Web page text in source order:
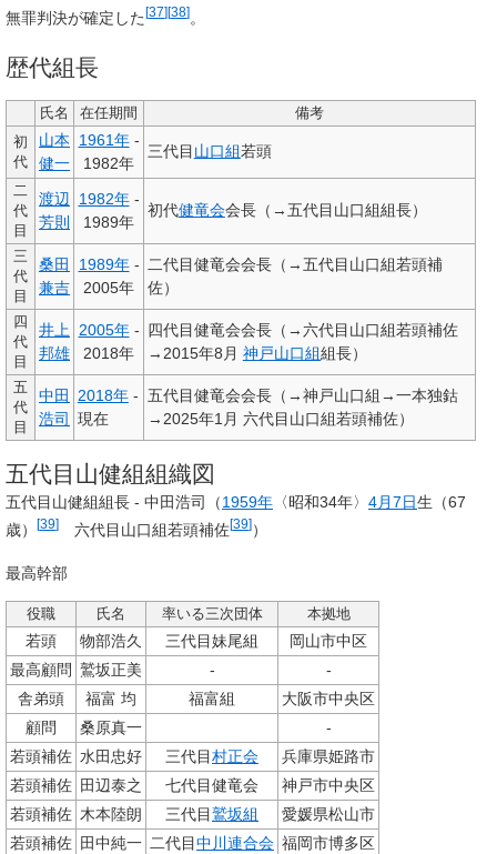
無罪判決が確定した[37][38]
歴代組長
氏名 在任期間
備考
初
代
山本
健一
1961年-
1982年
三代目 山口組若頭
二
代
目
渡辺
芳則
1982年-
1989年
初代健竜会会長（→五代目山口組組長）
三
代
目
桑田
兼吉
1989年-
2005年
二代目健竜会会長（→五代目山口組若頭補
佐）
四
代
目
井上
邦雄
2005年-
2018年
四代目健竜会会長（→六代目山口組若頭補佐
→2015年8月 神戸山口組組長）
五
代
目
中田
浩司
2018年-
現在
五代目健竜会会長（→神戸山口組→一本独鈷
→2025年1月 六代目山口組若頭補佐）
五代目山健組組織図
五代目山健組組長 - 中田浩司（1959年 〈昭和34年〉 4月7日生（67
歳）
[39] 六代目山口組若頭補佐[39]）
最高幹部
役職 氏名 率いる三次団体 本拠地
若頭 物部浩久 三代目妹尾組
岡山市中区
最高顧問 鷲坂正美 -
-
舎弟頭
福富 均 福富組
大阪市中央区
顧問
桑原真一
-
若頭補佐 水田忠好 三代目村正会
兵庫県姫路市
若頭補佐 田辺泰之 七代目健竜会
神戸市中央区
若頭補佐 木本陸朗 三代目鷲坂組
愛媛県松山市
若頭補佐 田中純一 二代目中川連合会 福岡市博多区